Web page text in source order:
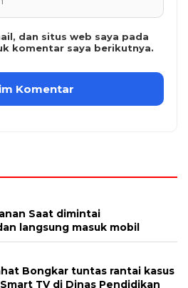
dan situs web saya pada
komentar saya berikutnya.
Saat dimintai
langsung masuk mobil
Bongkar tuntas rantai kasus
TV di Dinas Pendidikan